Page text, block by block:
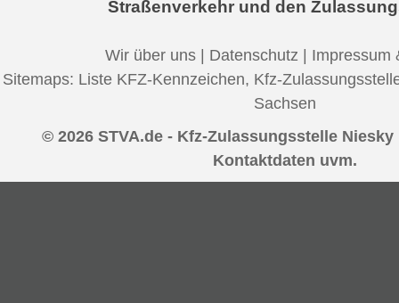
Straßenverkehr und den
Wir über uns | Datenschutz | Impressum
Sitemaps: Liste KFZ-Kennzeichen, Kfz-
Sachsen
© 2026 STVA.de - Kfz-Zulassungsstelle
Kontaktdaten uvm.